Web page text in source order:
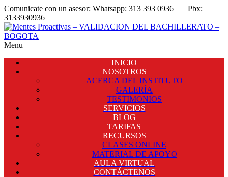
Comunicate con un asesor: Whatsapp: 313 393 0936 Pbx:
3133930936
Menu
INICIO
NOSOTROS
ACERCA DEL INSTITUTO
GALERÍA
TESTIMONIOS
SERVICIOS
BLOG
TARIFAS
RECURSOS
CLASES ONLINE
MATERIAL DE APOYO
AULA VIRTUAL
CONTÁCTENOS